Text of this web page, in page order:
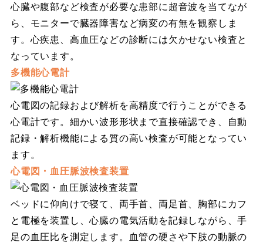
心臓や腹部など検査が必要な患部に超音波を当てなが
ら、モニターで臓器障害など病変の有無を観察しま
す。心疾患、高血圧などの診断には欠かせない検査と
なっています。
多機能心電計
心電図の記録および解析を高精度で行うことができる
心電計です。細かい波形形状まで直接確認でき、自動
記録・解析機能による質の高い検査が可能となってい
ます。
心電図・血圧脈波検査装置
ベッドに仰向けで寝て、両手首、両足首、胸部にカフ
と電極を装置し、心臓の電気活動を記録しながら、手
足の血圧比を測定します。血管の硬さや下肢の動脈の